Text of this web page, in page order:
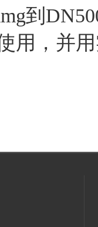
到
用，并